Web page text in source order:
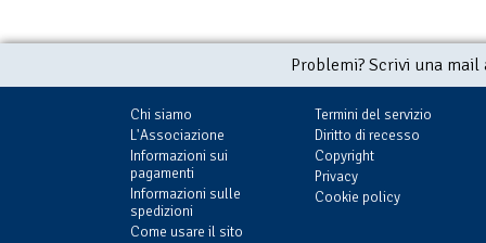
Problemi? Scrivi una
Chi siamo
L'Associazione
Informazioni sui
pagamenti
Informazioni sulle
spedizioni
Come usare il sito
Termini del servizio
Diritto di recesso
Copyright
Privacy
Cookie policy